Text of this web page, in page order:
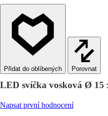
Porovnat
LED svíčka vosková Ø 15
Napsat první hodnocení